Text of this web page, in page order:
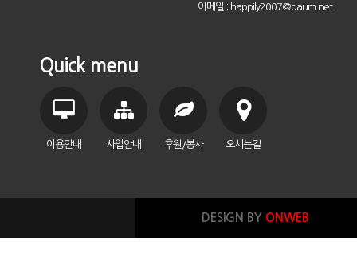
이메일 : happily2007@daum.net
Quick menu
이용안내 사업안내 후원/봉사 오시는길
DESIGN BY ONWEB